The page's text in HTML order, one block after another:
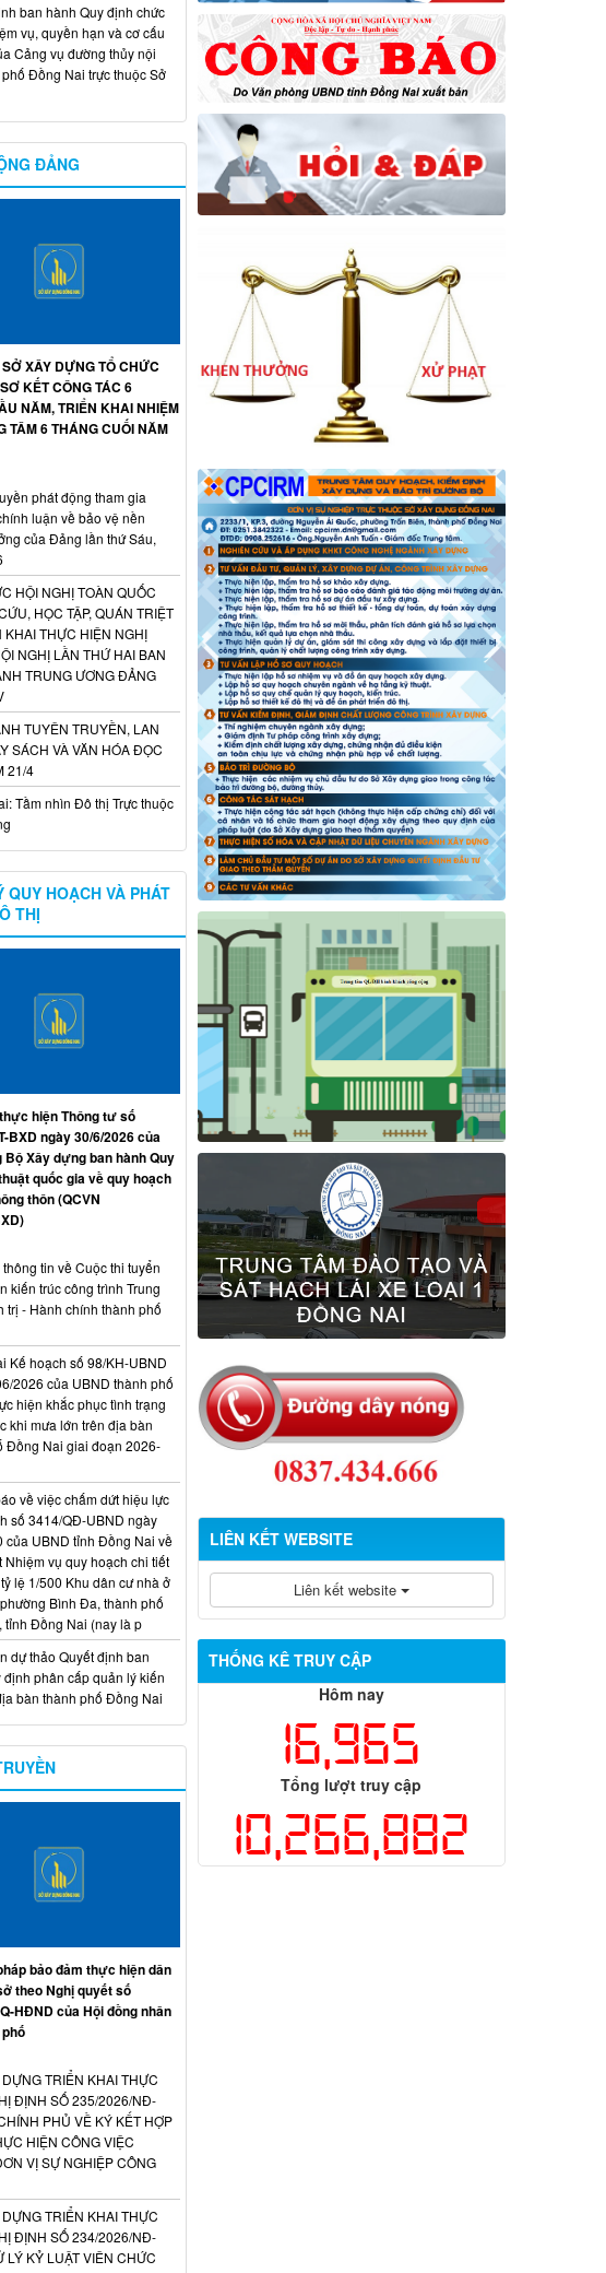
LIÊN KẾT WEBSITE
Liên kết website
THỐNG KÊ TRUY CẬP
Hôm nay
16,965
Tổng lượt truy cập
10,266,882
ban hành Quy định chức
vụ, quyền hạn và cơ cấu
Cảng vụ đường thủy nội
Đồng Nai trực thuộc Sở
ĐẢNG
XÂY DỰNG TỔ CHỨC
KẾT CÔNG TÁC 6
NĂM, TRIỂN KHAI NHIỆM
TÂM 6 THÁNG CUỐI NĂM
phát động tham gia
luận về bảo vệ nền
của Đảng lần thứ Sáu,
HỘI NGHỊ TOÀN QUỐC
HỌC TẬP, QUÁN TRIỆT
KHAI THỰC HIỆN NGHỊ
NGHỊ LẦN THỨ HAI BAN
TRUNG ƯƠNG ĐẢNG
TUYÊN TRUYỀN, LAN
SÁCH VÀ VĂN HÓA ĐỌC
21/4
Tầm nhìn Đô thị Trực thuộc
QUY HOẠCH VÀ PHÁT
THỊ
hiện Thông tư số
BXD ngày 30/6/2026 của
Xây dựng ban hành Quy
quốc gia về quy hoạch
thôn (QCVN
tin về Cuộc thi tuyển
kiến trúc công trình Trung
trị - Hành chính thành phố
Kế hoạch số 98/KH-UBND
2026 của UBND thành phố
hiện khắc phục tình trạng
khi mưa lớn trên địa bàn
Đồng Nai giai đoạn 2026-
về việc chấm dứt hiệu lực
số 3414/QĐ-UBND ngày
của UBND tỉnh Đồng Nai về
Nhiệm vụ quy hoạch chi tiết
lệ 1/500 Khu dân cư nhà ở
Bình Đa, thành phố
tỉnh Đồng Nai (nay là p
dự thảo Quyết định ban
định phân cấp quản lý kiến
bàn thành phố Đồng Nai
bảo đảm thực hiện dân
theo Nghị quyết số
HĐND của Hội đồng nhân
TRIỂN KHAI THỰC
ĐỊNH SỐ 235/2026/NĐ-
PHỦ VỀ KÝ KẾT HỢP
HIỆN CÔNG VIỆC
VỊ SỰ NGHIỆP CÔNG
TRIỂN KHAI THỰC
ĐỊNH SỐ 234/2026/NĐ-
LÝ KỶ LUẬT VIÊN CHỨC